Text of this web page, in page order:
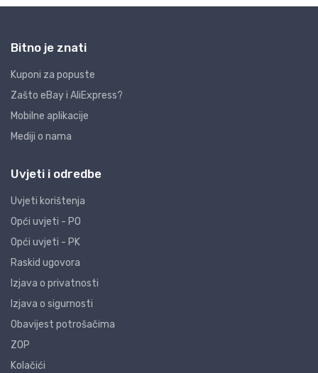
Bitno je znati
Kuponi za popuste
Zašto eBay i AliExpress?
Mobilne aplikacije
Mediji o nama
Uvjeti i odredbe
Uvjeti korištenja
Opći uvjeti - PO
Opći uvjeti - PK
Raskid ugovora
Izjava o privatnosti
Izjava o sigurnosti
Obavijest potrošačima
ZOP
Kolačići